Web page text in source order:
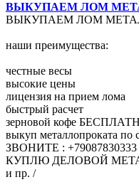
ВЫКУПАЕМ ЛОМ
ВЫКУПАЕМ ЛОМ
наши преимущества:
честные весы
высокие цены
лицензия на прием лома
быстрый расчет
зерновой кофе
выкуп металлопроката по
ЗВОНИТЕ : +79087830333
КУПЛЮ ДЕЛОВОЙ МЕТАЛЛ
и пр. /